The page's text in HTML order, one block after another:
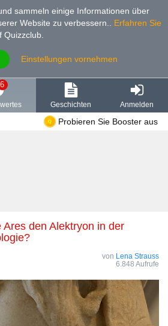
sammeln einige Informationen über
Website zu verbessern.
Erfahren Sie
Quizzclub.
Einstellungen vornehmen
6
Geschichten Anmelden
Probieren Sie Booster aus
von Lena Strauss
6.848 Aufrufe